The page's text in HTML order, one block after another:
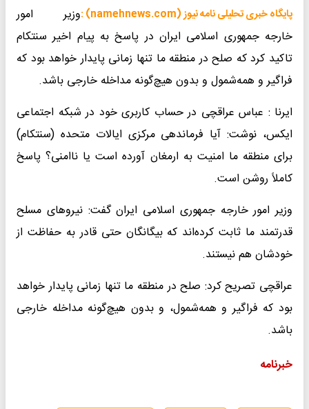
پایگاه خبری تحلیلی نامه نیوز (namehnews.com) :
وزیر امور
خارجه جمهوری اسلامی ایران در پاسخ به پیام اخیر سنتکام
تاکید کرد که صلح در منطقه ما تنها زمانی پایدار خواهد بود که
فراگیر و همه‌شمول و بدون هیچ‌گونه مداخله خارجی باشد.
ایرنا : عباس عراقچی در حساب کاربری خود در شبکه اجتماعی
ایکس، نوشت: آیا فرماندهی مرکزی ایالات متحده (سنتکام)
برای منطقه ما امنیت به ارمغان آورده است یا ناامنی؟ پاسخ
کاملاً روشن است.
وزیر امور خارجه جمهوری اسلامی ایران گفت: نیروهای مسلح
قدرتمند ما ثابت کرده‌اند که بیگانگان حتی قادر به حفاظت از
خودشان هم نیستند.
عراقچی تصریح کرد: صلح در منطقه ما تنها زمانی پایدار خواهد
بود که فراگیر و همه‌شمول، و بدون هیچ‌گونه مداخله خارجی
باشد.
خبرنامه